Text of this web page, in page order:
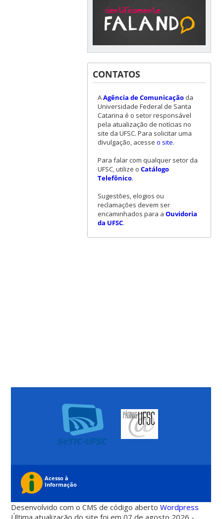
CONTATOS
AAgência de Comunicaçãoda
Universidade Federal de Santa
Catarina é o setor responsável
pela atualização de notícias no
site da UFSC. Para solicitar uma
divulgação, acesse o site.
Para falar com qualquer setor da
UFSC, utilize o Catálogo
Telefônico.
Sugestões, elogios ou
reclamações devem ser
encaminhados para a Ouvidoria
da UFSC.
Desenvolvido com o CMS de código abertoWordpress
Última atualização do site foi em 07 de agosto 2026 -